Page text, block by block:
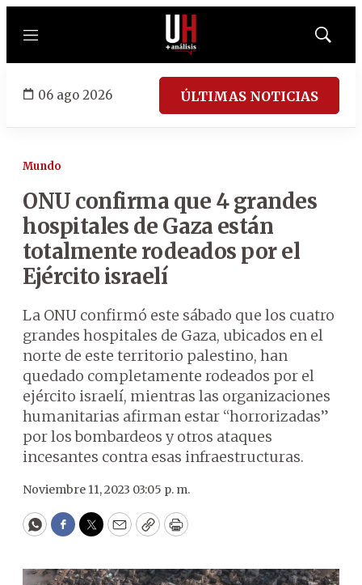
Menú
Mostrar
06 ago 2026 ÚLTIMAS NOTICIAS
Mundo
ONU confirma que 4 grandes
hospitales de Gaza están
totalmente rodeados por el
Ejército israelí
La ONU confirmó este sábado que los cuatro
grandes hospitales de Gaza, ubicados en el
norte de este territorio palestino, han
quedado completamente rodeados por el
ejército israelí, mientras las organizaciones
humanitarias afirman estar “horrorizadas”
por los bombardeos y otros ataques
incesantes contra esas infraestructuras.
Noviembre 11, 2023 03:05 p. m.
WhatsApp
Facebook
Twitter
EmailCopyPrint